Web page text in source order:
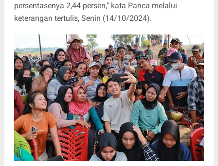
persentasenya 2,44 persen," kata Panca melalui
keterangan tertulis, Senin (14/10/2024).